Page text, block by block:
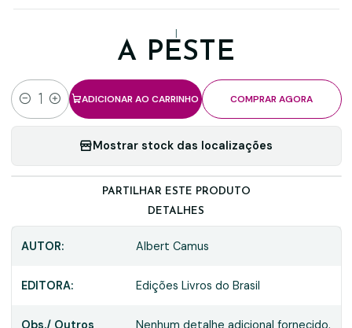
|
A PESTE
Quantidade
ADICIONAR AO CARRINHO COMPRAR AGORA
Mostrar stock das localizações
PARTILHAR ESTE PRODUTO
DETALHES
AUTOR: Albert Camus
EDITORA: Edições Livros do Brasil
Obs./ Outros
Nenhum detalhe adicional fornecido.